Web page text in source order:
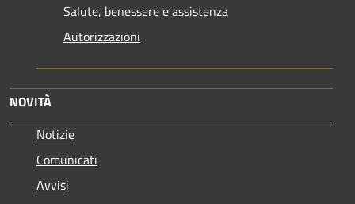
Salute, benessere e assistenza
Autorizzazioni
NOVITÀ
Notizie
Comunicati
Avvisi